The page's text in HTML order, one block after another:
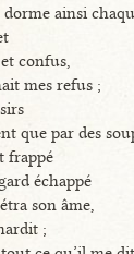
dorme ainsi
confus,
mes refus ;
que par des
frappé
échappé
son âme,
;